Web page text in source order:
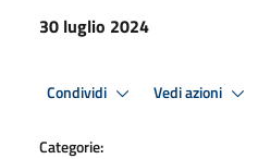
30 luglio 2024
Condividi Vedi azioni
Categorie: